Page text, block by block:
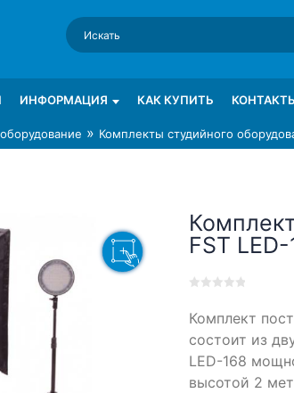
Foto-Gamma в СПб
foto-gamma.ru
ИНФОРМАЦИЯ КАК КУПИТЬ
» Комплекты студийного
FST
out
on
customer
Комплект
состоит из
LED-168
высотой 2